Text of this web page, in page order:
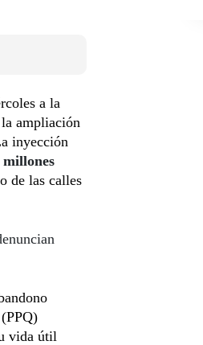
a la
ampliación
inyección
millones
de las calles
(PPQ)
vida útil